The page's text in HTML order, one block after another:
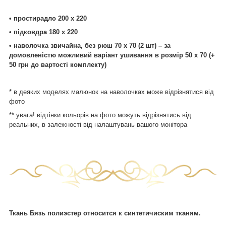
• простирадло 200 х 220
• підковдра 180 х 220
• наволочка звичайна, без рюш 70 х 70 (2 шт) – за
домовленістю можливий варіант ушивання в розмір 50 х 70 (+
50 грн до вартості комплекту)
* в деяких моделях малюнок на наволочках може відрізнятися від
фото
** увага! відтінки кольорів на фото можуть відрізнятись від
реальних, в залежності від налаштувань вашого монітора
Ткань Бязь полиэстер относится к синтетичиским тканям.